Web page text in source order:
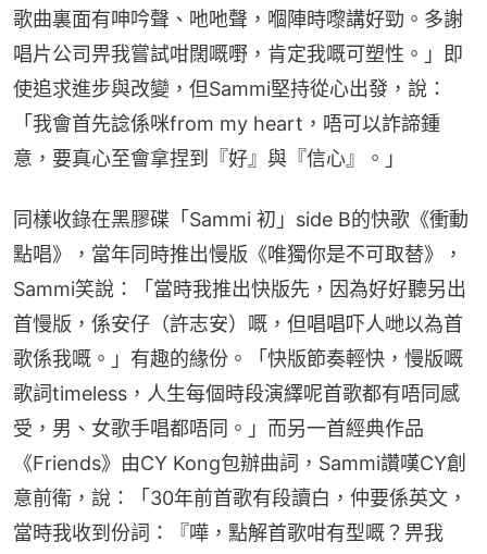
歌曲裏面有呻吟聲、吔吔聲，嗰陣時嚟講好勁。多謝
唱片公司畀我嘗試咁闊嘅嘢，肯定我嘅可塑性。」即
使追求進步與改變，但Sammi堅持從心出發，說：
「我會首先諗係咪from my heart，唔可以詐諦鍾
意，要真心至會拿捏到『好』與『信心』。」
同樣收錄在黑膠碟「Sammi 初」side B的快歌《衝動
點唱》，當年同時推出慢版《唯獨你是不可取替》，
Sammi笑說：「當時我推出快版先，因為好好聽另出
首慢版，係安仔（許志安）嘅，但唱唱吓人哋以為首
歌係我嘅。」有趣的緣份。「快版節奏輕快，慢版嘅
歌詞timeless，人生每個時段演繹呢首歌都有唔同感
受，男、女歌手唱都唔同。」而另一首經典作品
《Friends》由CY Kong包辦曲詞，Sammi讚嘆CY創
意前衛，說：「30年前首歌有段讀白，仲要係英文，
當時我收到份詞：『嘩，點解首歌咁有型嘅？畀我